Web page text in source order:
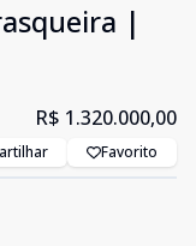
|
R$ 1.320.000,00
Favorito